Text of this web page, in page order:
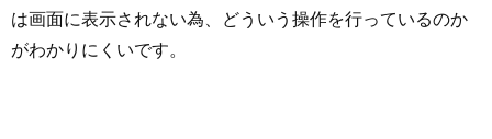
は画面に表示されない為、どういう操作を行っているのか
がわかりにくいです。